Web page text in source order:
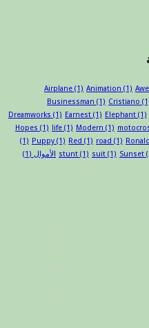
Airplane (1) Animation (1)
Businessman (1) Cristiano
Dreamworks (1) Earnest (1) Elephant (1)
Hopes (1) life (1) Modern (1)
(1) Puppy (1) Red (1) road (1)
stunt (1) suit (1) Sunset الأموال (1)